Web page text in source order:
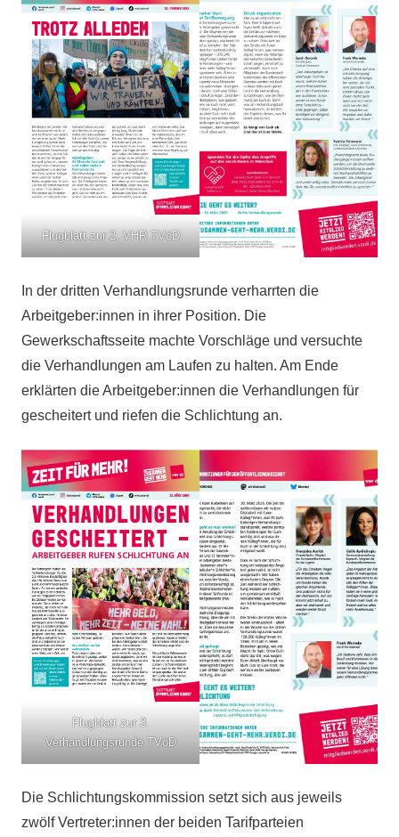
Flugblatt zur 2. VHR TVöD
In der dritten Verhandlungsrunde verharrten die
Arbeitgeber:innen in ihrer Position. Die
Gewerkschaftsseite machte Vorschläge und versuchte
die Verhandlungen am Laufen zu halten. Am Ende
erklärten die Arbeitgeber:innen die Verhandlungen für
gescheitert und riefen die Schlichtung an.
Flugblatt zur 3.
Verhandlungsrunde TVöD
Die Schlichtungskommission setzt sich aus jeweils
zwölf Vertreter:innen der beiden Tarifparteien